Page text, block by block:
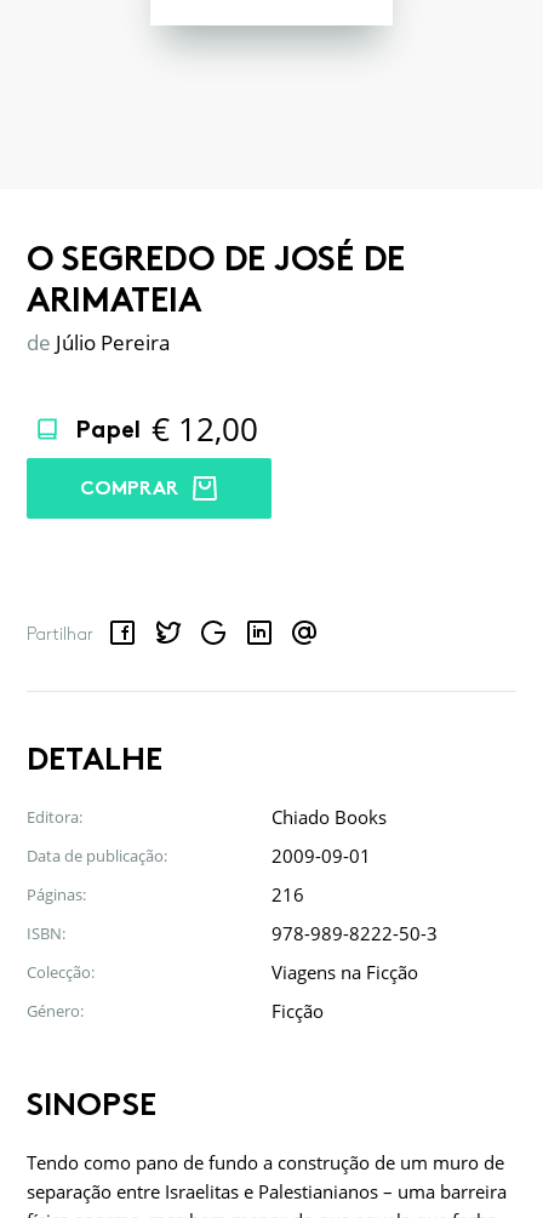
O SEGREDO DE JOSÉ DE
ARIMATEIA
de Júlio Pereira
Papel € 12,00
COMPRAR
Partilhar
FacebookTwitterGoogle LinkedInEmail
DETALHE
Editora: Chiado Books
Data de publicação: 2009-09-01
Páginas: 216
ISBN: 978-989-8222-50-3
Colecção: Viagens na Ficção
Género: Ficção
SINOPSE
Tendo como pano de fundo a construção de um muro de
separação entre Israelitas e Palestianianos – uma barreira